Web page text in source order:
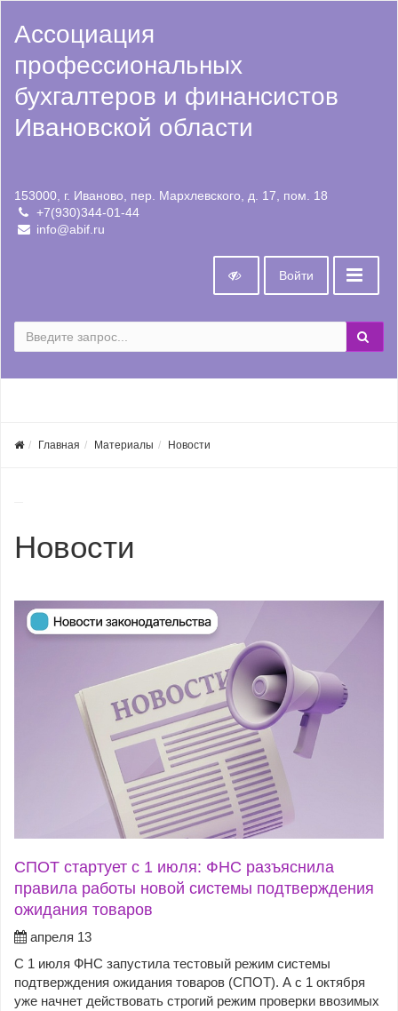
Ассоциация
профессиональных
бухгалтеров и финансистов
Ивановской области
153000, г. Иваново, пер. Мархлевского, д. 17, пом. 18
+7(930)344-01-44
info@abif.ru
Войти
Главная Материалы Новости
Новости
СПОТ стартует с 1 июля: ФНС разъяснила
правила работы новой системы подтверждения
ожидания товаров
апреля 13
С 1 июля ФНС запустила тестовый режим системы
подтверждения ожидания товаров (СПОТ). А с 1 октября
уже начнет действовать строгий режим проверки ввозимых